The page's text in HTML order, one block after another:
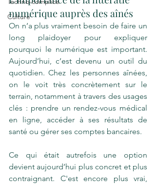
Culture
numérique auprès des aînés
On n’a plus vraiment besoin de faire un
long plaidoyer pour expliquer
pourquoi le numérique est important.
Aujourd’hui, c’est devenu un outil du
quotidien. Chez les personnes aînées,
on le voit très concrètement sur le
terrain, notamment à travers des usages
clés : prendre un rendez-vous médical
en ligne, accéder à ses résultats de
santé ou gérer ses comptes bancaires.
Ce qui était autrefois une option
devient aujourd’hui plus concret et plus
contraignant. C'est encore plus vrai,